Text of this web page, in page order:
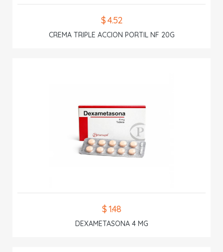
$ 4.52
CREMA TRIPLE ACCION PORTIL NF 20G
$ 1.48
DEXAMETASONA 4 MG